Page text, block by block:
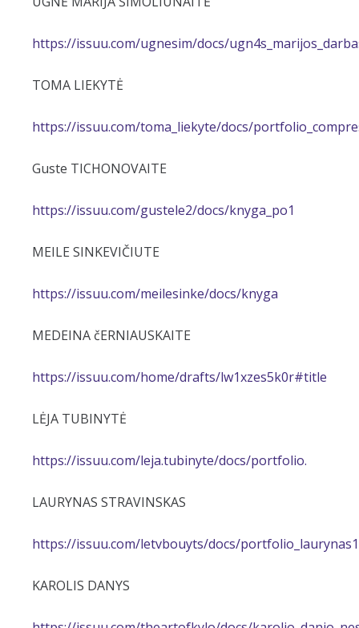
https://issuu.com/ugnesim/docs/
TOMA LIEKYTĖ
https://issuu.com/toma_liekyte/docs/
Guste TICHONOVAITE
https://issuu.com/gustele2/docs/knyga_po1
MEILE SINKEVIČIUTE
https://issuu.com/meilesinke/docs/knyga
MEDEINA čERNIAUSKAITE
https://issuu.com/home/drafts/lw1xzes5k0r#title
LĖJA TUBINYTĖ
https://issuu.com/leja.tubinyte/docs/portfolio.
LAURYNAS STRAVINSKAS
https://issuu.com/letvbouyts/docs/portfolio_laurynas1
KAROLIS DANYS